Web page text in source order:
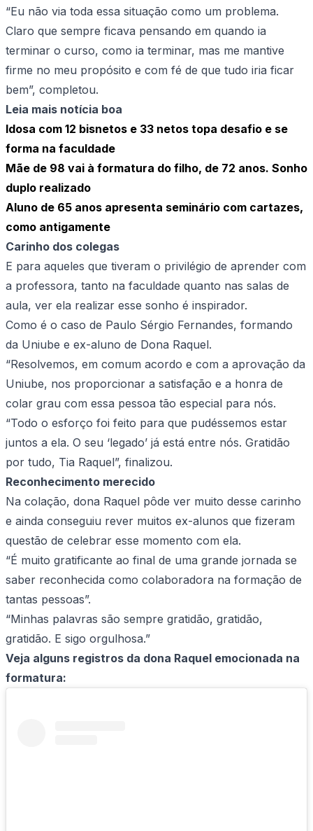
“Eu não via toda essa situação como um problema.
Claro que sempre ficava pensando em quando ia
terminar o curso, como ia terminar, mas me mantive
firme no meu propósito e com fé de que tudo iria ficar
bem”, completou.
Leia mais notícia boa
Idosa com 12 bisnetos e 33 netos topa desafio e se
forma na faculdade
Mãe de 98 vai à formatura do filho, de 72 anos. Sonho
duplo realizado
Aluno de 65 anos apresenta seminário com cartazes,
como antigamente
Carinho dos colegas
E para aqueles que tiveram o privilégio de aprender com
a professora, tanto na faculdade quanto nas salas de
aula, ver ela realizar esse sonho é inspirador.
Como é o caso de Paulo Sérgio Fernandes, formando
da Uniube e ex-aluno de Dona Raquel.
“Resolvemos, em comum acordo e com a aprovação da
Uniube, nos proporcionar a satisfação e a honra de
colar grau com essa pessoa tão especial para nós.
“Todo o esforço foi feito para que pudéssemos estar
juntos a ela. O seu ‘legado’ já está entre nós. Gratidão
por tudo, Tia Raquel”, finalizou.
Reconhecimento merecido
Na colação, dona Raquel pôde ver muito desse carinho
e ainda conseguiu rever muitos ex-alunos que fizeram
questão de celebrar esse momento com ela.
“É muito gratificante ao final de uma grande jornada se
saber reconhecida como colaboradora na formação de
tantas pessoas”.
“Minhas palavras são sempre gratidão, gratidão,
gratidão. E sigo orgulhosa.”
Veja alguns registros da dona Raquel emocionada na
formatura: